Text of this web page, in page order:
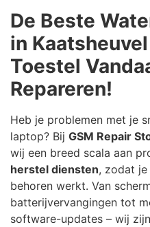
De Beste
in
Toestel
Repareren!
Heb je problemen met je
laptop? Bij GSM Repair
wij een breed scala aan
herstel diensten, zodat
behoren werkt. Van
batterijvervangingen tot
software-updates – wij